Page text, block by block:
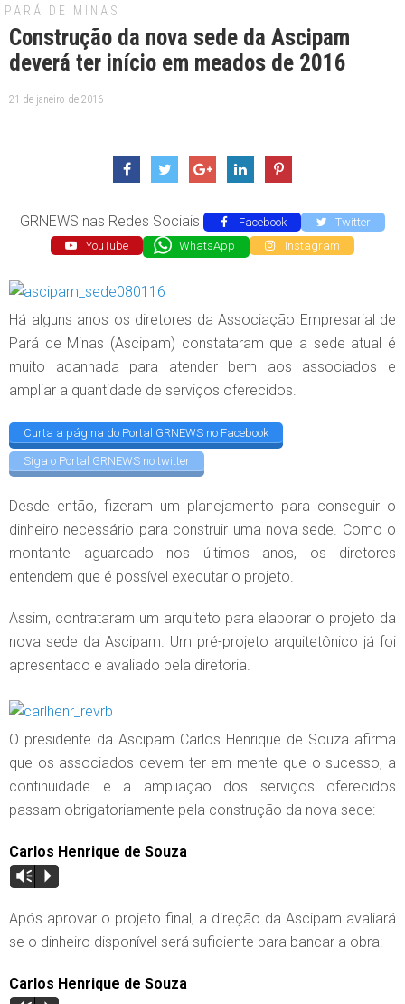
PARÁ DE MINAS
Construção da nova sede da Ascipam
deverá ter início em meados de 2016
21 de janeiro de 2016
GRNEWS nas Redes Sociais Facebook
Twitter
YouTube
WhatsApp Instagram
Há alguns anos os diretores da Associação Empresarial de
Pará de Minas (Ascipam) constataram que a sede atual é
muito acanhada para atender bem aos associados e
ampliar a quantidade de serviços oferecidos.
Curta a página do Portal GRNEWS no Facebook
Siga o Portal GRNEWS no twitter
Desde então, fizeram um planejamento para conseguir o
dinheiro necessário para construir uma nova sede. Como o
montante aguardado nos últimos anos, os diretores
entendem que é possível executar o projeto.
Assim, contrataram um arquiteto para elaborar o projeto da
nova sede da Ascipam. Um pré-projeto arquitetônico já foi
apresentado e avaliado pela diretoria.
O presidente da Ascipam Carlos Henrique de Souza afirma
que os associados devem ter em mente que o sucesso, a
continuidade e a ampliação dos serviços oferecidos
passam obrigatoriamente pela construção da nova sede:
Carlos Henrique de Souza
Vm P
Após aprovar o projeto final, a direção da Ascipam avaliará
se o dinheiro disponível será suficiente para bancar a obra:
Carlos Henrique de Souza